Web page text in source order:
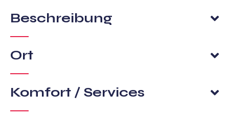
Beschreibung
Ort
Komfort / Services